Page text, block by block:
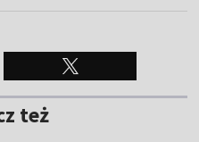
też